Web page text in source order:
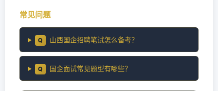
常见问题
Q 山西国企招聘笔试怎么备考？
Q 国企面试常见题型有哪些？